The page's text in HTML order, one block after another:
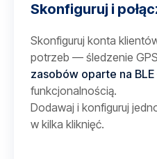
Skonfiguruj i
Skonfiguruj konta
potrzeb — śledzenie
zasobów oparte na BLE
funkcjonalnością.
Dodawaj i konfiguruj
w kilka kliknięć.